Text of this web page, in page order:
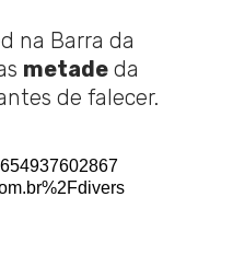
na Barra da
metadeda
de falecer.